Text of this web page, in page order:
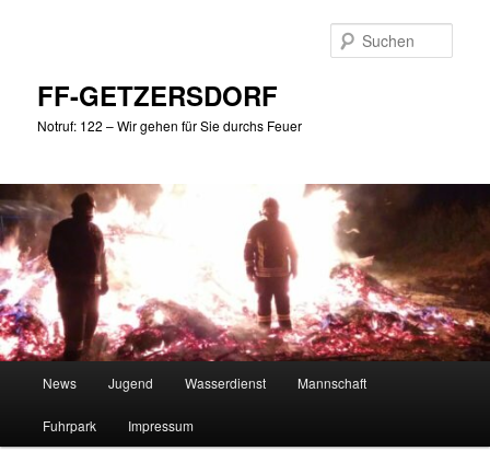
FF-GETZERSDORF
Notruf: 122 – Wir gehen für Sie durchs Feuer
News Jugend Wasserdienst Mannschaft
Fuhrpark Impressum